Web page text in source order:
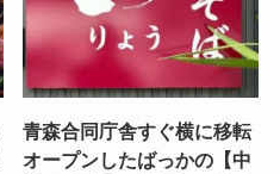
青森合同庁舎すぐ横に移転
オープンしたばっかの【中